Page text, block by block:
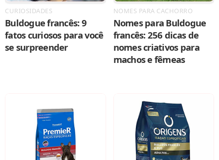
CURIOSIDADES
Buldogue francês: 9
fatos curiosos para você
se surpreender
NOMES PARA CACHORRO
Nomes para Buldogue
francês: 256 dicas de
nomes criativos para
machos e fêmeas